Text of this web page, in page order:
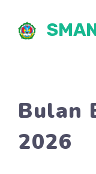
Bulan
2026